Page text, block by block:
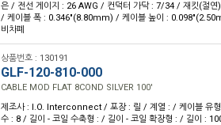
은 / 전선 게이지 : 26 AWG / 컨덕터 가닥 : 7/34 / 재킷(절연
/ 케이블 폭 : 0.346"(8.80mm) / 케이블 높이 :
비차폐
상품번호 : 130191
GLF-120-810-000
CABLE MOD FLAT 8COND SILVER 100'
제조사 : I.O. Interconnect / 포장 : 릴 / 계열 : / 케이블 유형
수 : 8 / 길이 - 코일 수축형 : / 길이 - 코일 확장형 : / 길이 :